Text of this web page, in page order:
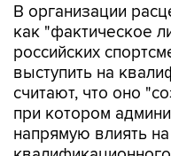
В организации
как "фактическое
российских
выступить на
считают, что оно
при котором
напрямую влиять